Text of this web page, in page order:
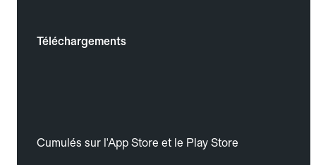
Téléchargements
Cumulés sur l'App Store et le Play Store